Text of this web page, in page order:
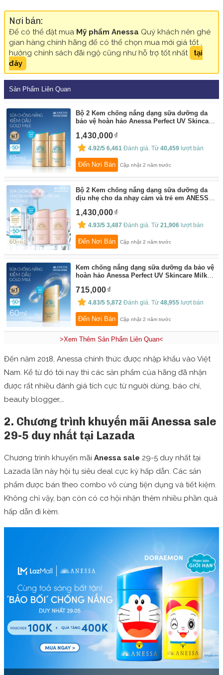
Nơi bán:
Để có thể đặt mua Mỹ phẩm Anessa Quý khách nên ghé
gian hàng chính hãng để có thể chọn mua mới giá tốt ,
hưởng chính sách đãi ngộ cũng như hỗ trợ tốt nhất
tại
đây
Sản Phẩm Liên Quan
Bộ 2 Kem chống nắng dạng sữa dưỡng da
bảo vệ hoàn hảo Anessa Perfect UV Skincare
1,430,000
4.92/5 6,461 Đánh giá. Từ40,459 lượt bán
Đến Nơi Bán Cập nhật 2 năm trước
Bộ 2 Kem chống nắng dạng sữa dưỡng da
dịu nhẹ cho da nhạy cảm và trẻ em ANESSA
PA++++
By:Anessa
1,430,000
4.93/5 3,487 Đánh giá. Từ21,906 lượt bán
Đến Nơi Bán Cập nhật 2 năm trước
Kem chống nắng dạng sữa dưỡng da bảo vệ
hoàn hảo Anessa Perfect UV Skincare Milk
715,000
4.83/5 5,872 Đánh giá. Từ48,955 lượt bán
Đến Nơi Bán Cập nhật 2 năm trước
>Xem Thêm Sản Phẩm Liên Quan<
Đến năm 2018, Anessa chính thức được nhập khẩu vào Việt
Nam. Kể từ đó tới nay thì các sản phẩm của hãng đã nhận
được rất nhiều đánh giá tích cực từ người dùng, báo chí,
beauty blogger,…
2. Chương trình khuyến mãi Anessa sale
29-5 duy nhất tại Lazada
Chương trình khuyến mãi Anessa sale 29-5 duy nhất tại
Lazada lần này hội tụ siêu deal cực kỳ hấp dẫn. Các sản
phẩm được bán theo combo vô cùng tiện dụng và tiết kiệm.
Không chỉ vậy, bạn còn có cơ hội nhận thêm nhiều phần quà
hấp dẫn đi kèm.